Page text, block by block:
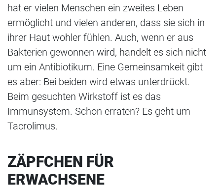
hat er vielen Menschen ein zweites Leben
ermöglicht und vielen anderen, dass sie sich in
ihrer Haut wohler fühlen. Auch, wenn er aus
Bakterien gewonnen wird, handelt es sich nicht
um ein Antibiotikum. Eine Gemeinsamkeit gibt
es aber: Bei beiden wird etwas unterdrückt.
Beim gesuchten Wirkstoff ist es das
Immunsystem. Schon erraten? Es geht um
Tacrolimus.
ZÄPFCHEN FÜR
ERWACHSENE